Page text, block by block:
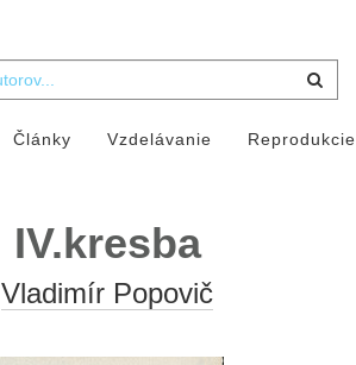
Články Vzdelávanie Reprodukcie
IV.kresba
Vladimír Popovič